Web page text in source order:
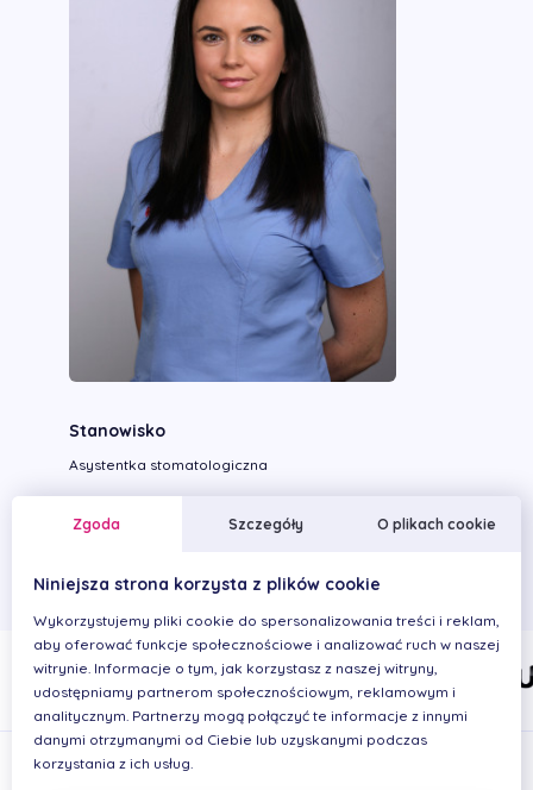
Stanowisko
Asystentka stomatologiczna
Wykonywane zabiegi
Zgoda Szczegóły O plikach cookie
Niniejsza strona korzysta z plików cookie
Wykorzystujemy pliki cookie do spersonalizowania treści i reklam,
aby oferować funkcje społecznościowe i analizować ruch w naszej
witrynie. Informacje o tym, jak korzystasz z naszej witryny,
udostępniamy partnerom społecznościowym, reklamowym i
analitycznym. Partnerzy mogą połączyć te informacje z innymi
danymi otrzymanymi od Ciebie lub uzyskanymi podczas
korzystania z ich usług.